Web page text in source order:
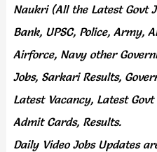
Naukri (All the Latest Govt
Bank, UPSC, Police, Army,
Airforce, Navy other
Jobs, Sarkari Results,
Latest Vacancy, Latest
Admit Cards, Results.
Daily Video Jobs Updates